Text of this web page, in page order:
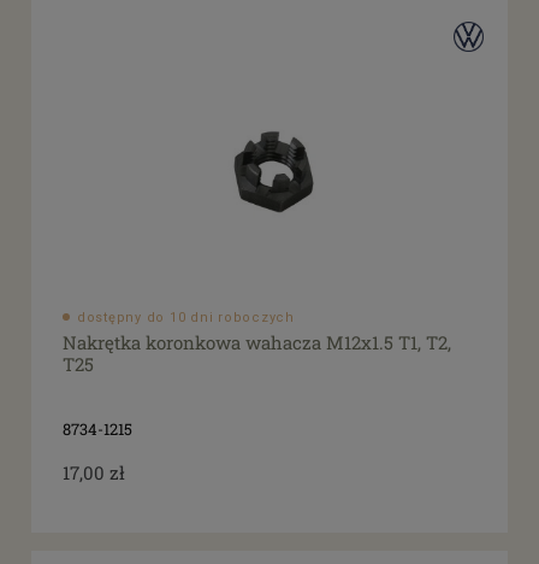
dostępny do 10 dni roboczych
Nakrętka koronkowa wahacza M12x1.5 T1, T2,
T25
8734-1215
17,00 zł